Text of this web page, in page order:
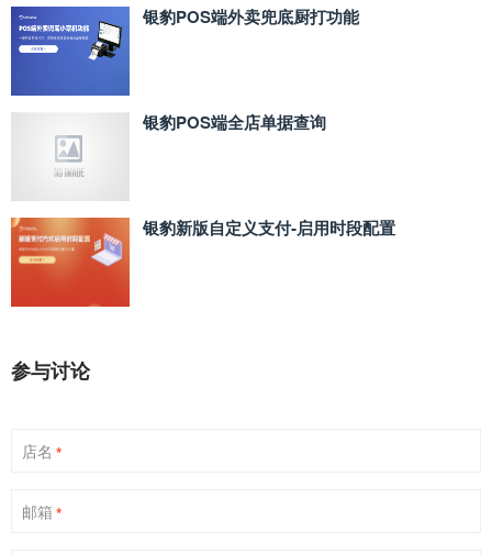
银豹POS端外卖兜底厨打功能
银豹POS端全店单据查询
银豹新版自定义支付‑启用时段配置
参与讨论
店名 *
邮箱 *